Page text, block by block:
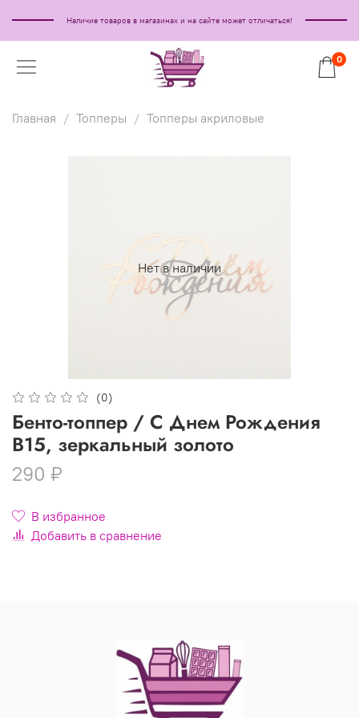
Наличие товаров в магазинах и на сайте может отличаться!
0
Главная Топперы Топперы акриловые
Нет в наличии
(0)
Бенто-топпер / С Днем Рождения
В15, зеркальный золото
290 ₽
В избранное
Добавить в сравнение